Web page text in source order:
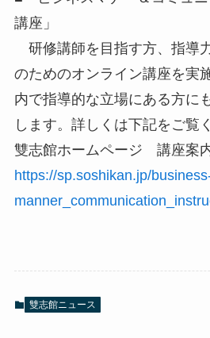
講座」
研修講師を目指す方、指導
のためのオンライン講座を実
内で指導的な立場にある方に
します。詳しくは下記をご覧
雙志館ホームページ 講座案
https://sp.soshikan.jp/
雙志館ニュース